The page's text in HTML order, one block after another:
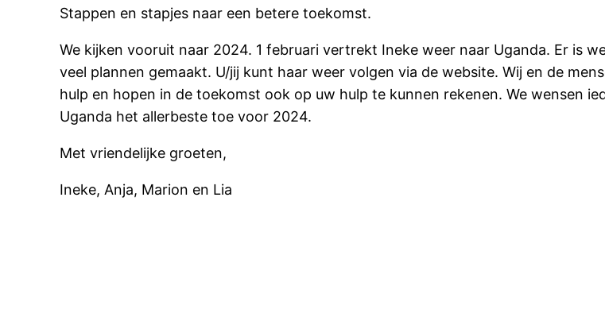
Stappen en stapjes naar een betere toekomst.
We kijken vooruit naar 2024. 1 februari vertrekt Ineke weer naar Uganda. Er is
veel plannen gemaakt. U/jij kunt haar weer volgen via de website. Wij en de
hulp en hopen in de toekomst ook op uw hulp te kunnen rekenen. We wensen
Uganda het allerbeste toe voor 2024.
Met vriendelijke groeten,
Ineke, Anja, Marion en Lia